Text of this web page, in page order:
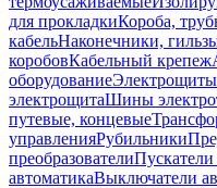
для прокладкиКороба,
кабельНаконечники,
коробовКабельный крепеж
оборудованиеЭлектрощиты
электрощитаШины
путевые, концевые
управленияРубильники
преобразователи
автоматикаВыключатели